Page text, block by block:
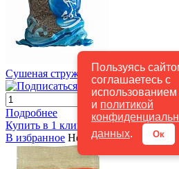
Пользуясь
соглашаетесь с
и политикой
данных. Ок
Быстрый
Сушеная стружка Комбу, 1кг 680
Подписаться
Подробнее
Купить в 1 клик
К сравнению
В избранное Недоступно